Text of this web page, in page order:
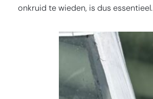
onkruid te wieden, is dus essentieel.